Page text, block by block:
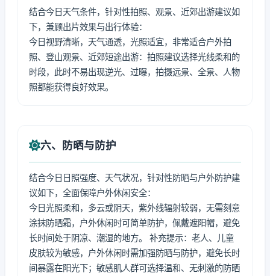
结合今日天气条件，针对性拍照、观景、近郊出游建议如
下，兼顾出片效果与出行体验：
今日视野清晰，天气通透，光照适宜，非常适合户外拍
照、登山观景、近郊短途出游：拍照建议选择光线柔和的
时段，此时不易出现逆光、过曝，拍摄远景、全景、人物
照都能获得良好效果。
六、防晒与防护
结合今日日照强度、天气状况，针对性防晒与户外防护建
议如下，全面保障户外休闲安全：
今日光照柔和，多云或阴天，紫外线辐射较弱，无需刻意
涂抹防晒霜，户外休闲时可简单防护，佩戴遮阳帽，避免
长时间处于阴凉、潮湿的地方。 补充提示：老人、儿童
皮肤较为敏感，户外休闲时需加强防晒与防护，避免长时
间暴露在阳光下；敏感肌人群可选择温和、无刺激的防晒